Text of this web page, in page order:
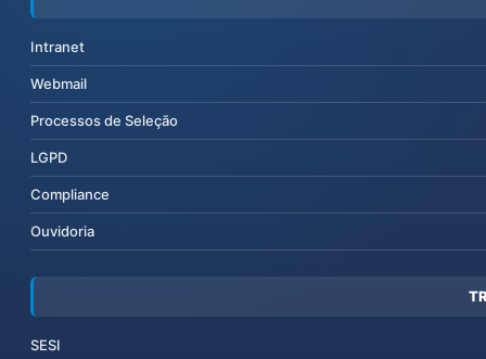
Intranet
Webmail
Processos de Seleção
LGPD
Compliance
Ouvidoria
SESI